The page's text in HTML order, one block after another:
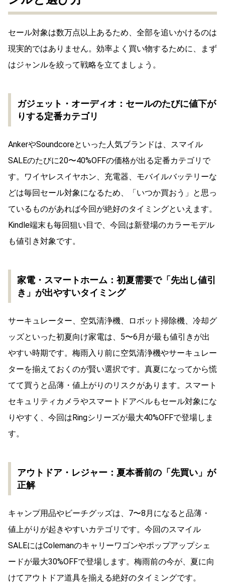
セール対象は数万点以上あるため、全部を追いかけるのは
現実的ではありません。効率よく買い物するために、まず
はジャンルを絞って戦略を立てましょう。
ガジェット・オーディオ：セールのたびに値下が
りする定番カテゴリ
AnkerやSoundcoreといった人気ブランドは、スマイル
SALEのたびに20〜40%OFFの価格が出る定番カテゴリで
す。ワイヤレスイヤホン、充電器、モバイルバッテリーな
どは毎回セール対象になるため、「いつか買おう」と思っ
ているものがあれば今回が絶好のタイミングといえます。
Kindle端末も毎回狙い目で、今回は新登場のカラーモデル
も値引き対象です。
家電・スマートホーム：初夏需要で「先出し値引
き」が出やすいタイミング
サーキュレーター、空気清浄機、ロボット掃除機、冷却グ
ッズといった初夏向け家電は、5〜6月が最も値引きが出
やすい時期です。梅雨入り前に空気清浄機やサーキュレー
ターを揃えておくのが賢い選択です。真夏になってから慌
てて買うと品薄・値上がりのリスクがあります。スマート
セキュリティカメラやスマートドアベルもセール対象にな
りやすく、今回はRingシリーズが最大40%OFFで登場しま
す。
アウトドア・レジャー：夏本番前の「先買い」が
正解
キャンプ用品やビーチグッズは、7〜8月になると品薄・
値上がりが起きやすいカテゴリです。今回のスマイル
SALEにはColemanのキャリーワゴンやポップアップシェ
ードが最大30%OFFで登場します。梅雨前の今が、夏に向
けてアウトドア道具を揃える絶好のタイミングです。